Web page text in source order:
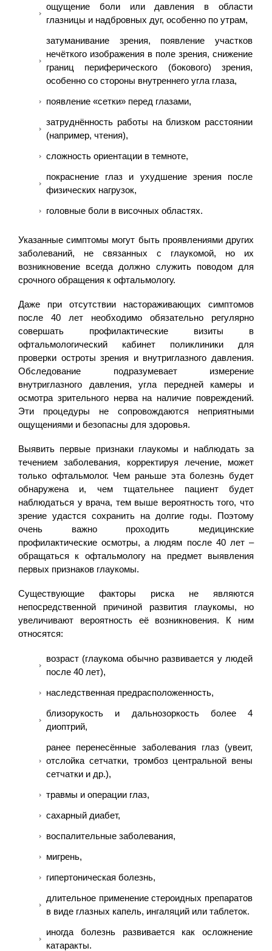
ощущение боли или давления в области
глазницы и надбровных дуг, особенно по утрам,
затуманивание зрения, появление участков
нечёткого изображения в поле зрения, снижение
границ периферического (бокового) зрения,
особенно со стороны внутреннего угла глаза,
появление «сетки» перед глазами,
затруднённость работы на близком расстоянии
(например, чтения),
сложность ориентации в темноте,
покраснение глаз и ухудшение зрения после
физических нагрузок,
головные боли в височных областях.
Указанные симптомы могут быть проявлениями других
заболеваний, не связанных с глаукомой, но их
возникновение всегда должно служить поводом для
срочного обращения к офтальмологу.
Даже при отсутствии настораживающих симптомов
после 40 лет необходимо обязательно регулярно
совершать профилактические визиты в
офтальмологический кабинет поликлиники для
проверки остроты зрения и внутриглазного давления.
Обследование подразумевает измерение
внутриглазного давления, угла передней камеры и
осмотра зрительного нерва на наличие повреждений.
Эти процедуры не сопровождаются неприятными
ощущениями и безопасны для здоровья.
Выявить первые признаки глаукомы и наблюдать за
течением заболевания, корректируя лечение, может
только офтальмолог. Чем раньше эта болезнь будет
обнаружена и, чем тщательнее пациент будет
наблюдаться у врача, тем выше вероятность того, что
зрение удастся сохранить на долгие годы. Поэтому
очень важно проходить медицинские
профилактические осмотры, а людям после 40 лет –
обращаться к офтальмологу на предмет выявления
первых признаков глаукомы.
Существующие факторы риска не являются
непосредственной причиной развития глаукомы, но
увеличивают вероятность её возникновения. К ним
относятся:
возраст (глаукома обычно развивается у людей
после 40 лет),
наследственная предрасположенность,
близорукость и дальнозоркость более 4
диоптрий,
ранее перенесённые заболевания глаз (увеит,
отслойка сетчатки, тромбоз центральной вены
сетчатки и др.),
травмы и операции глаз,
сахарный диабет,
воспалительные заболевания,
мигрень,
гипертоническая болезнь,
длительное применение стероидных препаратов
в виде глазных капель, ингаляций или таблеток.
иногда болезнь развивается как осложнение
катаракты.